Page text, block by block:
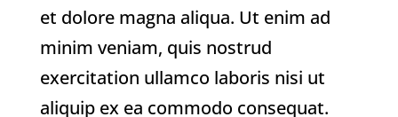
et dolore magna aliqua. Ut enim ad
minim veniam, quis nostrud
exercitation ullamco laboris nisi ut
aliquip ex ea commodo consequat.